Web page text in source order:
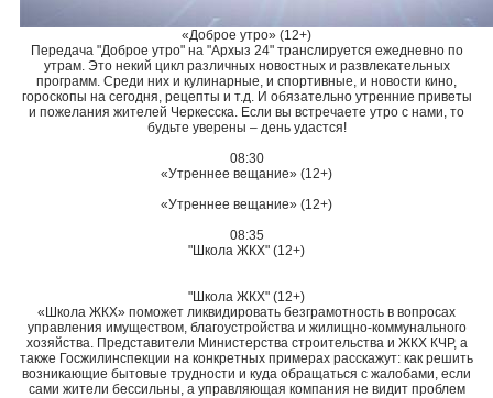
«Доброе утро» (12+)
Передача "Доброе утро" на "Архыз 24" транслируется ежедневно по
утрам. Это некий цикл различных новостных и развлекательных
программ. Среди них и кулинарные, и спортивные, и новости кино,
гороскопы на сегодня, рецепты и т.д. И обязательно утренние приветы
и пожелания жителей Черкесска. Если вы встречаете утро с нами, то
будьте уверены – день удастся!
08:30
«Утреннее вещание» (12+)
«Утреннее вещание» (12+)
08:35
"Школа ЖКХ" (12+)
"Школа ЖКХ" (12+)
«Школа ЖКХ» поможет ликвидировать безграмотность в вопросах
управления имуществом, благоустройства и жилищно-коммунального
хозяйства. Представители Министерства строительства и ЖКХ КЧР, а
также Госжилинспекции на конкретных примерах расскажут: как решить
возникающие бытовые трудности и куда обращаться с жалобами, если
сами жители бессильны, а управляющая компания не видит проблем